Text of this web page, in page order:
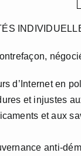
d’Internet en
et injustes
et aux
anti-